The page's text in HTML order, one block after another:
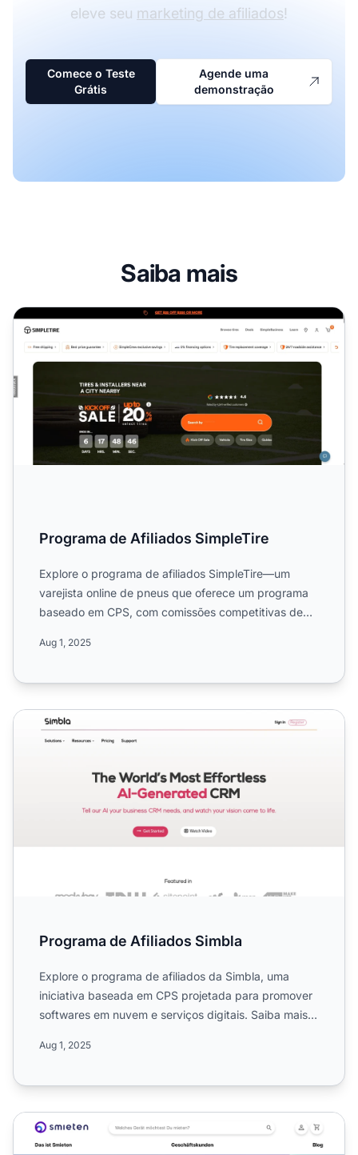
eleve seu marketing de afiliados!
Comece o Teste
Grátis
Agende uma
demonstração
Saiba mais
Programa de Afiliados SimpleTire
Programa de Afiliados SimpleTire
Explore o programa de afiliados SimpleTire—um
varejista online de pneus que oferece um programa
baseado em CPS, com comissões competitivas de
Aug 1, 2025
Programa de Afiliados Simbla
Programa de Afiliados Simbla
Explore o programa de afiliados da Simbla, uma
iniciativa baseada em CPS projetada para promover
softwares em nuvem e serviços digitais. Saiba mais
Aug 1, 2025
Programa de Afiliados Smieten